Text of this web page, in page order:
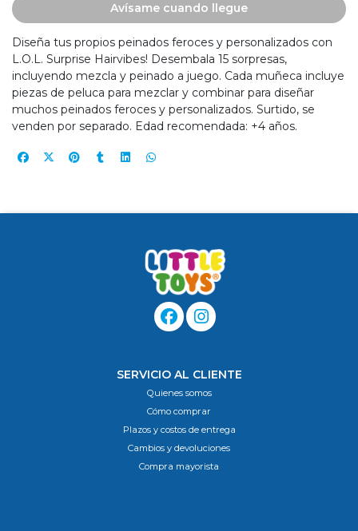
Avísame cuando llegue
Diseña tus propios peinados feroces y personalizados con
L.O.L. Surprise Hairvibes! Desembala 15 sorpresas,
incluyendo mezcla y peinado a juego. Cada muñeca incluye
piezas de peluca para mezclar y combinar para diseñar
muchos peinados feroces y personalizados. Surtido, se
venden por separado. Edad recomendada: +4 años.
SERVICIO AL CLIENTE
Quienes somos
Cómo comprar
Plazos y costos de entrega
Cambios y devoluciones
Compra mayorista